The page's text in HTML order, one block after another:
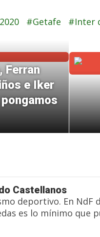
Getafe Inter
Ferran
e Iker
Castellanos
deportivo. En NdF
es lo mínimo que